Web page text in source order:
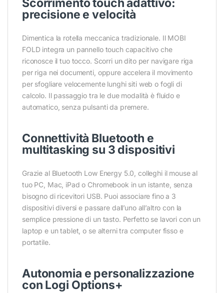
Scorrimento touch adattivo:
precisione e velocità
Dimentica la rotella meccanica tradizionale. Il MOBI
FOLD integra un pannello touch capacitivo che
riconosce il tuo tocco. Scorri un dito per navigare riga
per riga nei documenti, oppure accelera il movimento
per sfogliare velocemente lunghi siti web o fogli di
calcolo. Il passaggio tra le due modalità è fluido e
automatico, senza pulsanti da premere.
Connettività Bluetooth e
multitasking su 3 dispositivi
Grazie al Bluetooth Low Energy 5.0, colleghi il mouse al
tuo PC, Mac, iPad o Chromebook in un istante, senza
bisogno di ricevitori USB. Puoi associare fino a 3
dispositivi diversi e passare dall’uno all’altro con la
semplice pressione di un tasto. Perfetto se lavori con un
laptop e un tablet, o se alterni tra computer fisso e
portatile.
Autonomia e personalizzazione
con Logi Options+